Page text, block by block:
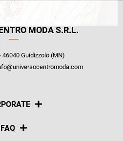
MODA S.R.L.
46040 Guidizzolo (MN)
Chi siamo
FAQ